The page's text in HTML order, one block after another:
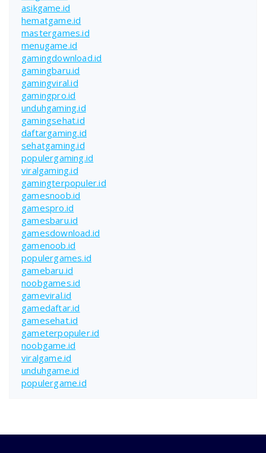
asikgame.id
hematgame.id
mastergames.id
menugame.id
gamingdownload.id
gamingbaru.id
gamingviral.id
gamingpro.id
unduhgaming.id
gamingsehat.id
daftargaming.id
sehatgaming.id
populergaming.id
viralgaming.id
gamingterpopuler.id
gamesnoob.id
gamespro.id
gamesbaru.id
gamesdownload.id
gamenoob.id
populergames.id
gamebaru.id
noobgames.id
gameviral.id
gamedaftar.id
gamesehat.id
gameterpopuler.id
noobgame.id
viralgame.id
unduhgame.id
populergame.id